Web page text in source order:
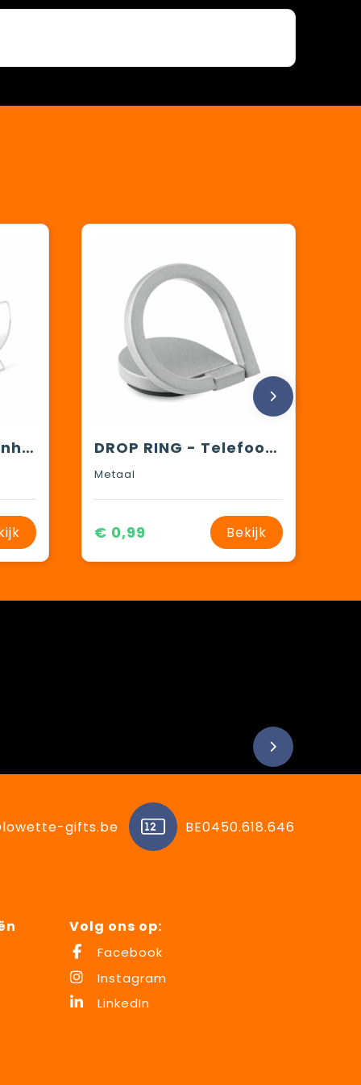
STANDIX - Telefoonhouder DROP RING - Telefoonhouder ring
Metaal
€ 0,99 Bekijk
gifts.be BE0450.618.646
Volg ons op:
Facebook
Instagram
LinkedIn